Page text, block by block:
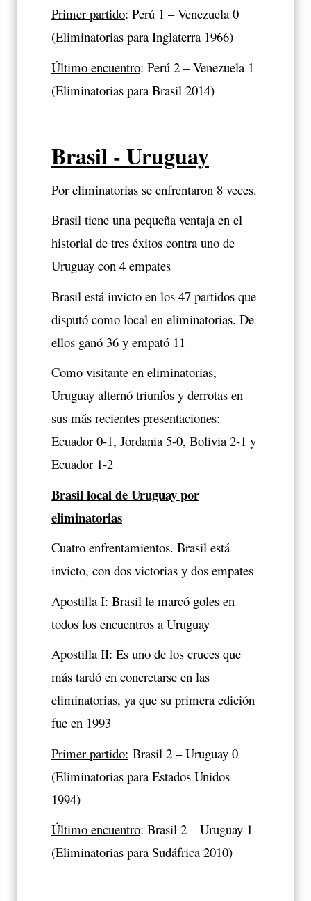
Primer partido: Perú 1 – Venezuela 0
(Eliminatorias para Inglaterra 1966)
Último encuentro: Perú 2 – Venezuela 1
(Eliminatorias para Brasil 2014)
Brasil - Uruguay
Por eliminatorias se enfrentaron 8 veces.
Brasil tiene una pequeña ventaja en el
historial de tres éxitos contra uno de
Uruguay con 4 empates
Brasil está invicto en los 47 partidos que
disputó como local en eliminatorias. De
ellos ganó 36 y empató 11
Como visitante en eliminatorias,
Uruguay alternó triunfos y derrotas en
sus más recientes presentaciones:
Ecuador 0-1, Jordania 5-0, Bolivia 2-1 y
Ecuador 1-2
Brasil local de Uruguay por
eliminatorias
Cuatro enfrentamientos. Brasil está
invicto, con dos victorias y dos empates
Apostilla I: Brasil le marcó goles en
todos los encuentros a Uruguay
Apostilla II: Es uno de los cruces que
más tardó en concretarse en las
eliminatorias, ya que su primera edición
fue en 1993
Primer partido: Brasil 2 – Uruguay 0
(Eliminatorias para Estados Unidos
1994)
Último encuentro: Brasil 2 – Uruguay 1
(Eliminatorias para Sudáfrica 2010)